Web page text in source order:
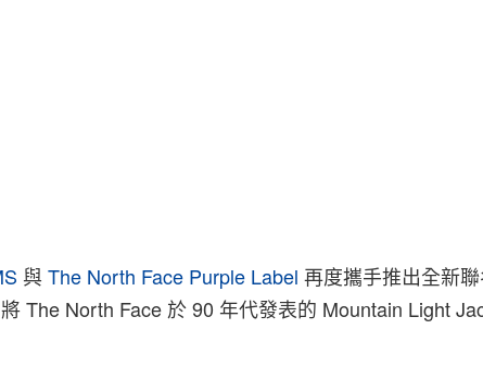
與The North Face Purple Label 再度攜手推出全新
The North Face 於 90 年代發表的 Mountain Light